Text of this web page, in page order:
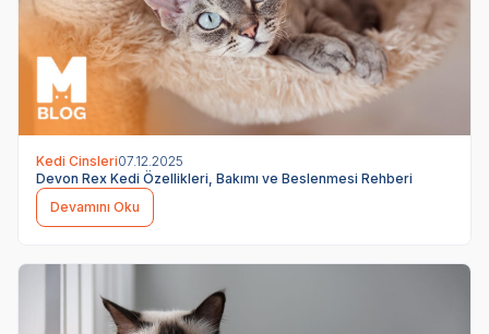
Kedi Cinsleri07.12.2025
Devon Rex Kedi Özellikleri, Bakımı ve Beslenmesi Rehberi
Devamını Oku